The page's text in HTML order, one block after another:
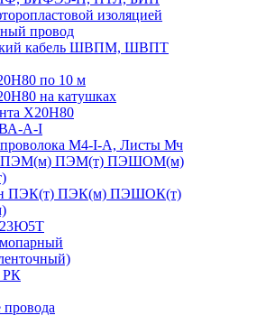
изоляцией
провод
кабель ШВПМ, ШВПТ
по 10 м
на катушках
Х20Н80
ВА-А-I
М4-I-А, Листы Мч
ПЭМ(м) ПЭМ(т) ПЭШОМ(м)
ПЭК(т) ПЭК(м) ПЭШОК(т)
РК